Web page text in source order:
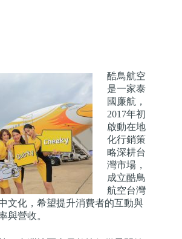
酷鳥航空
是一家泰
國廉航，
2017年初
啟動在地
化行銷策
略深耕台
灣市場，
成立酷鳥
航空台灣
文化，希望提升消費者的互動與
與營收。